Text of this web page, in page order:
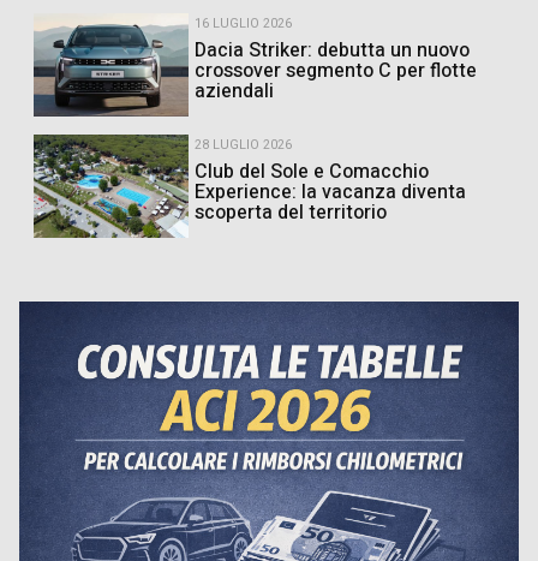
16 LUGLIO 2026
Dacia Striker: debutta un nuovo
crossover segmento C per flotte
aziendali
28 LUGLIO 2026
Club del Sole e Comacchio
Experience: la vacanza diventa
scoperta del territorio